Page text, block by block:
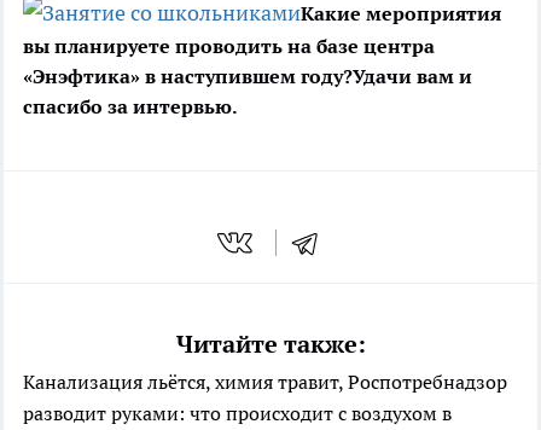
Какие мероприятия
вы планируете проводить на базе центра
«Энэфтика» в наступившем году?Удачи вам и
спасибо за интервью.
Читайте также:
Канализация льётся, химия травит, Роспотребнадзор
разводит руками: что происходит с воздухом в